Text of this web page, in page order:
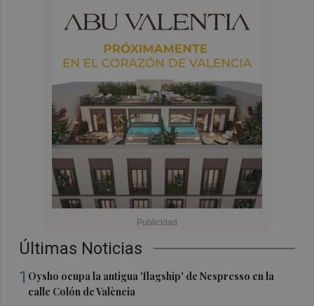
Últimas Noticias
1 Oysho ocupa la antigua 'flagship' de Nespresso en la
calle Colón de València